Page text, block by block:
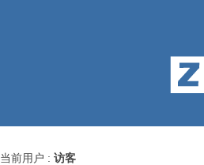
当前用户 : 访客